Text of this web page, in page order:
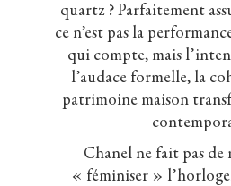
quartz ? Parfaitement
ce n’est pas la
qui compte, mais
l’audace formelle, la
patrimoine maison
Chanel ne fait pas
« féminiser »